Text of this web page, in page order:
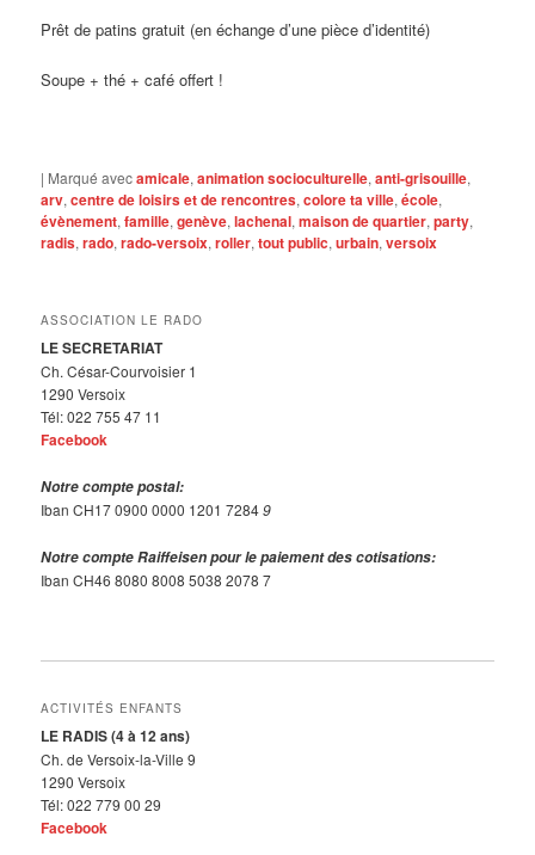
Prêt de patins gratuit (en échange d’une pièce d’identité)
Soupe + thé + café offert !
| Marqué avecamicale,animation socioculturelle,anti-grisouille,
arv,centre de loisirs et de rencontres,colore ta ville,école,
évènement,famille,genève,lachenal,maison de quartier,party,
radis,rado,rado-versoix,roller,tout public,urbain,versoix
ASSOCIATION LE RADO
LE SECRETARIAT
Ch. César-Courvoisier 1
1290 Versoix
Tél: 022 755 47 11
Facebook
Notre compte postal:
Iban CH17 0900 0000 1201 72849
Notre compte Raiffeisen pour le paiement des cotisations:
Iban CH46 8080 8008 5038 2078 7
ACTIVITÉS ENFANTS
LE RADIS (4 à 12 ans)
Ch. de Versoix-la-Ville 9
1290 Versoix
Tél: 022 779 00 29
Facebook